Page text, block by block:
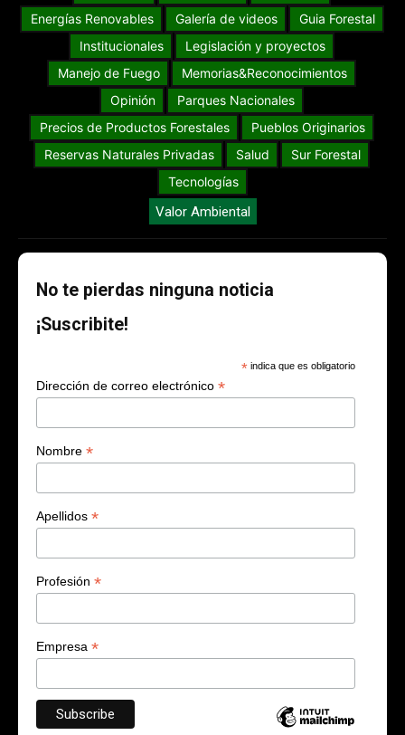
Energías Renovables
Galería de videos
Guia Forestal
Institucionales
Legislación y proyectos
Manejo de Fuego
Memorias&Reconocimientos
Opinión
Parques Nacionales
Precios de Productos Forestales
Pueblos Originarios
Reservas Naturales Privadas
Salud
Sur Forestal
Tecnologías
Valor Ambiental
No te pierdas ninguna noticia
¡Suscribite!
* indica que es obligatorio
Dirección de correo electrónico *
Nombre *
Apellidos *
Profesión *
Empresa *